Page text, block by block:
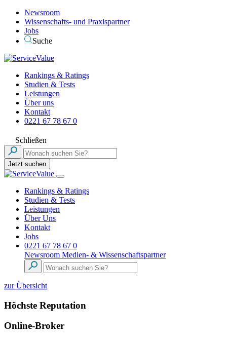
Newsroom
Wissenschafts- und Praxispartner
Jobs
Suche
Rankings & Ratings
Studien & Tests
Leistungen
Über uns
Kontakt
0221 67 78 67 0
Schließen
Jetzt suchen
Rankings & Ratings
Studien & Tests
Leistungen
Über Uns
Kontakt
Jobs
0221 67 78 67 0
Newsroom Medien- & Wissenschaftspartner
zur Übersicht
Höchste Reputation
Online-Broker